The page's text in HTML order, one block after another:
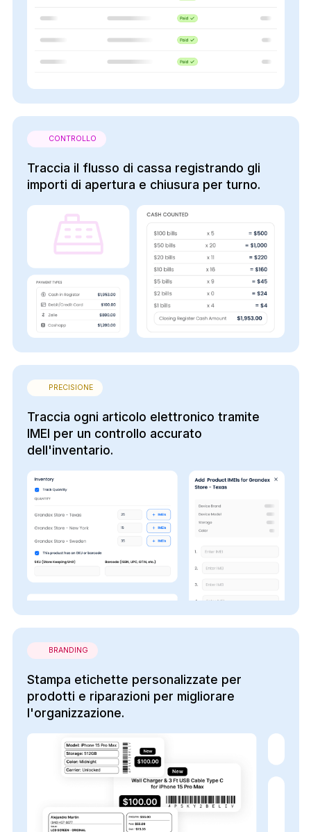
CONTROLLO
Traccia il flusso di cassa registrando gli
importi di apertura e chiusura per turno.
PRECISIONE
Traccia ogni articolo elettronico tramite
IMEI per un controllo accurato
dell'inventario.
BRANDING
Stampa etichette personalizzate per
prodotti e riparazioni per migliorare
l'organizzazione.